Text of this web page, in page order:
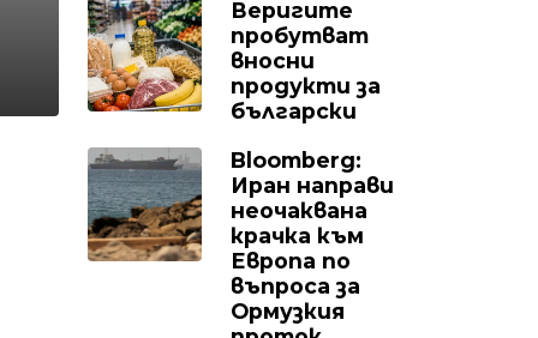
Веригите
пробутват
вносни
продукти за
български
Bloomberg:
Иран направи
неочаквана
крачка към
Европа по
въпроса за
Ормузкия